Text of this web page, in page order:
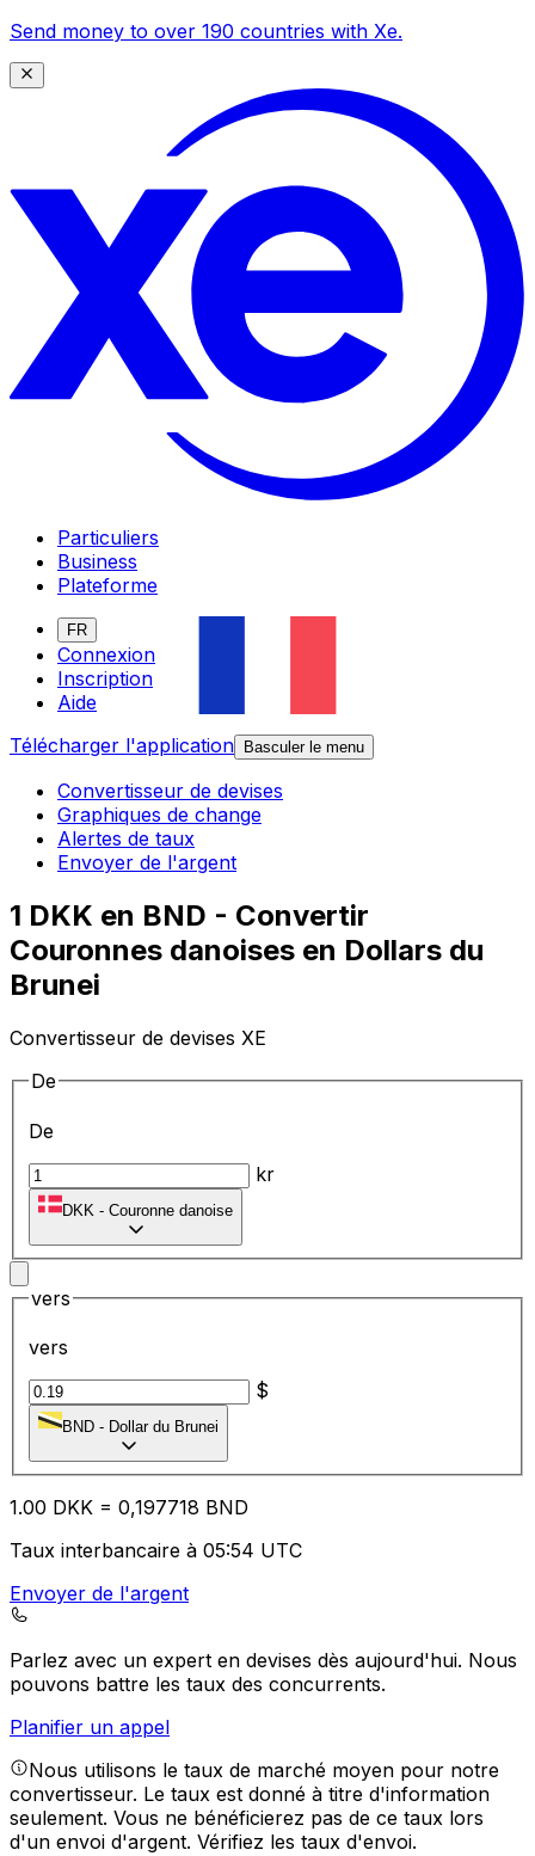
Send money to over 190 countries with Xe.
Particuliers
Business
Plateforme
FR
Connexion
Inscription
Aide
Télécharger l'application
Basculer le menu
Convertisseur de devises
Graphiques de change
Alertes de taux
Envoyer de l'argent
1 DKK en BND - Convertir
Couronnes danoises en Dollars du
Brunei
Convertisseur de devises XE
De
De
kr
DKK - Couronne danoise
vers
vers
$
BND - Dollar du Brunei
1.00 DKK = 0,197718 BND
Taux interbancaire à 05:54 UTC
Envoyer de l'argent
Parlez avec un expert en devises dès aujourd'hui. Nous
pouvons battre les taux des concurrents.
Planifier un appel
Nous utilisons le taux de marché moyen pour notre
convertisseur. Le taux est donné à titre d'information
seulement. Vous ne bénéficierez pas de ce taux lors
d'un envoi d'argent. Vérifiez les taux d'envoi.